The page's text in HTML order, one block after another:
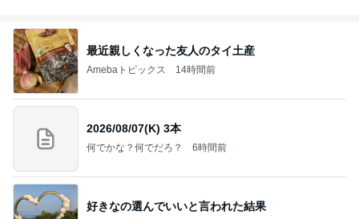
最近親しくなった友人のタイ土産
Amebaトピックス 14時間前
2026/08/07(K) 3本
何でかな？何でだろ？ 6時間前
好きなの選んでいいと言われた結果